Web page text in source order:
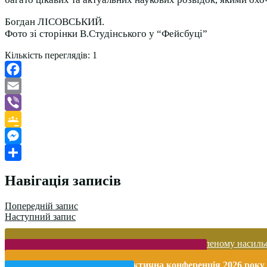
Богдан ЛІСОВСЬКИЙ.
Фото зі сторінки В.Студінського у “Фейсбуці”
Кількість переглядів: 1
Facebook
Email
Viber
Google
Classroom
Messenger
Навігація записів
Попередній запис
Наступний запис
Запобігання домашньому та гендерно-зумовленому